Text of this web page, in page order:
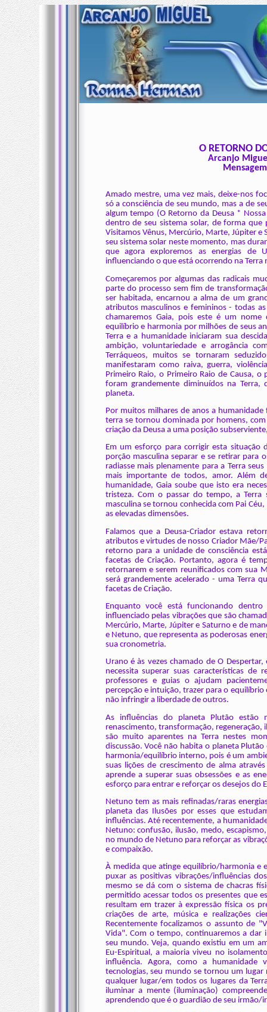
O RETORNO
Arcanjo
Amado mestre, uma vez mais, deixe-nos
só a consciência de seu mundo, mas a de
algum tempo (O Retorno da Deusa *
dentro de seu sistema solar, de forma que
Visitamos Vênus, Mercúrio, Marte, Júpiter e
seu sistema solar neste momento, mas
que agora exploremos as energias de
influenciando o que está ocorrendo na Terra
Começaremos por algumas das radicais
parte do processo sem fim de
ser habitada, encarnou a alma de um
atributos masculinos e femininos - todas
chamaremos Gaia, pois este é um
equilíbrio e harmonia por milhões de seus
Terra e a humanidade iniciaram sua
ambição, voluntariedade e arrogância
Terráqueos, muitos se tornaram
manifestaram como raiva, guerra,
Primeiro Raio, o Primeiro Raio de Causa,
foram grandemente diminuídos na
planeta.
Por muitos milhares de anos a
terra se tornou dominada por homens,
criação da Deusa a uma posição
Em um esforço para corrigir esta situação
porção masculina separar e se retirar para
radiasse mais plenamente para a Terra
mais importante de todos, amor. Além
humanidade, Gaia soube que isto era
tristeza. Com o passar do tempo, a
masculina se tornou conhecida com Pai
as elevadas dimensões.
Falamos que a Deusa-Criador estava
atributos e virtudes de nosso Criador Mãe/
retorno para a unidade de consciência
facetas de Criação. Portanto, agora é
retornarem e serem reunificados com sua
será grandemente acelerado - uma Terra
facetas de Criação.
Enquanto você está funcionando
influenciado pelas vibrações que são
Mercúrio, Marte, Júpiter e Saturno e de
e Netuno, que representa as poderosas
sua cronometria.
Urano é às vezes chamado de O
necessita superar suas características de
professores e guias o ajudam
percepção e intuição, trazer para o
não infringir a liberdade de outros.
As influências do planeta Plutão
renascimento, transformação, regeneração,
são muito aparentes na Terra nestes
discussão. Você não habita o planeta
harmonia/equilíbrio interno, pois é um
suas lições de crescimento de alma
aprende a superar suas obsessões e as
esforço para entrar e reforçar os desejos do
Netuno tem as mais refinadas/raras
planeta das Ilusões por esses que
influências. Até recentemente, a
Netuno: confusão, ilusão, medo,
no mundo de Netuno para reforçar as
e compaixão.
À medida que atinge equilíbrio/harmonia e
puxar as positivas vibrações/influências
mesmo se dá com o sistema de chacras
permitido acessar todos os presentes que
resultam em trazer à expressão física os
criações de arte, música e realizações
Recentemente focalizamos o assunto de
Vida". Com o tempo, continuaremos a dar
seu mundo. Veja, quando existiu em um
Eu-Espiritual, a maioria viveu no
influência. Agora, como a humanidade
tecnologias, seu mundo se tornou um lugar
qualquer lugar/em todos os lugares da
iluminar a mente (iluminação)
aprendendo que é o guardião de seu irmão/